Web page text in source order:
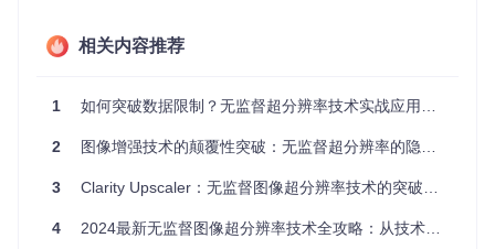
服"，无法满足多样化的图像增强需求。
标注数据的学习方式）框架，通过以下三大技术创新实现无监
该模块如同图像修复师手中的精密工具，能够从低分辨率图像
相关内容推荐
1 如何突破数据限制？无监督超分辨率技术实战应用指南
2 图像增强技术的颠覆性突破：无监督超分辨率的隐私保护新范式
3 Clarity Upscaler：无监督图像超分辨率技术的突破性解决方案
4 2024最新无监督图像超分辨率技术全攻略：从技术痛点到实战落地